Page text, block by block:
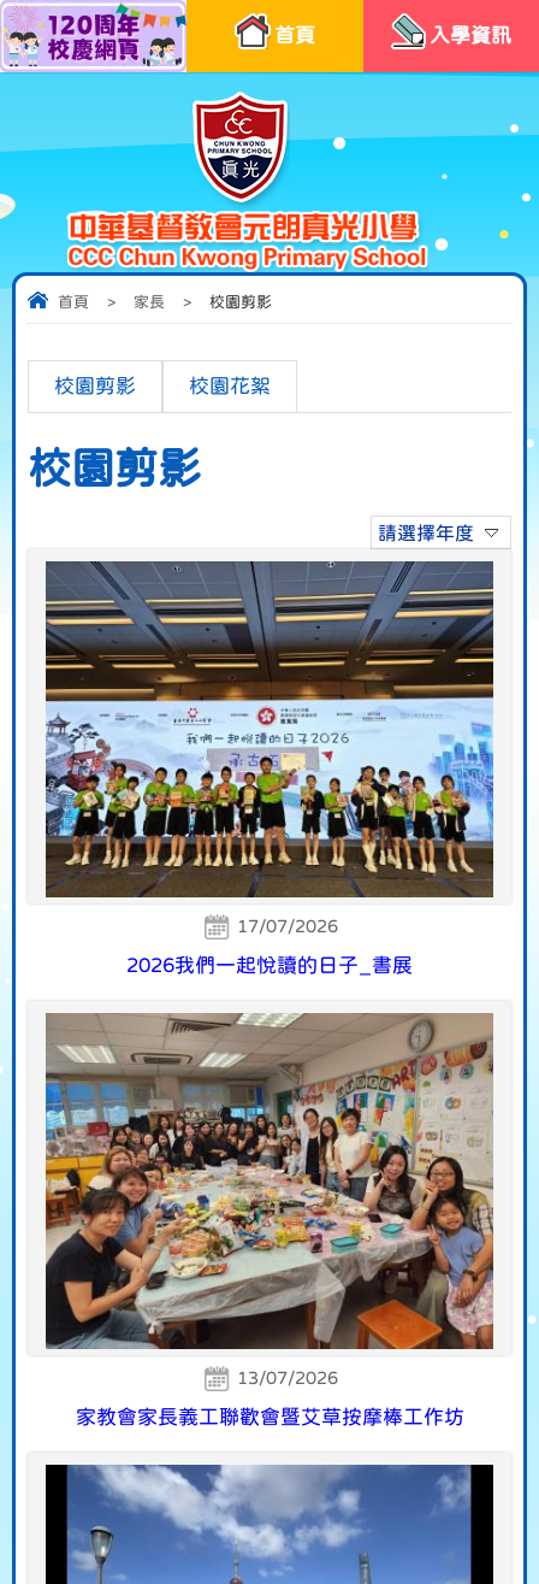
首頁 入學資訊
首頁 > 家長 > 校園剪影
校園剪影 校園花絮
校園剪影
請選擇年度
17/07/2026
2026我們一起悅讀的日子_書展
13/07/2026
家教會家長義工聯歡會暨艾草按摩棒工作坊